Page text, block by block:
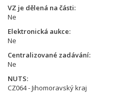
VZ je dělená na části
Ne
Elektronická aukce
Ne
Centralizované zadávání
Ne
NUTS
CZ064 - Jihomoravský kraj